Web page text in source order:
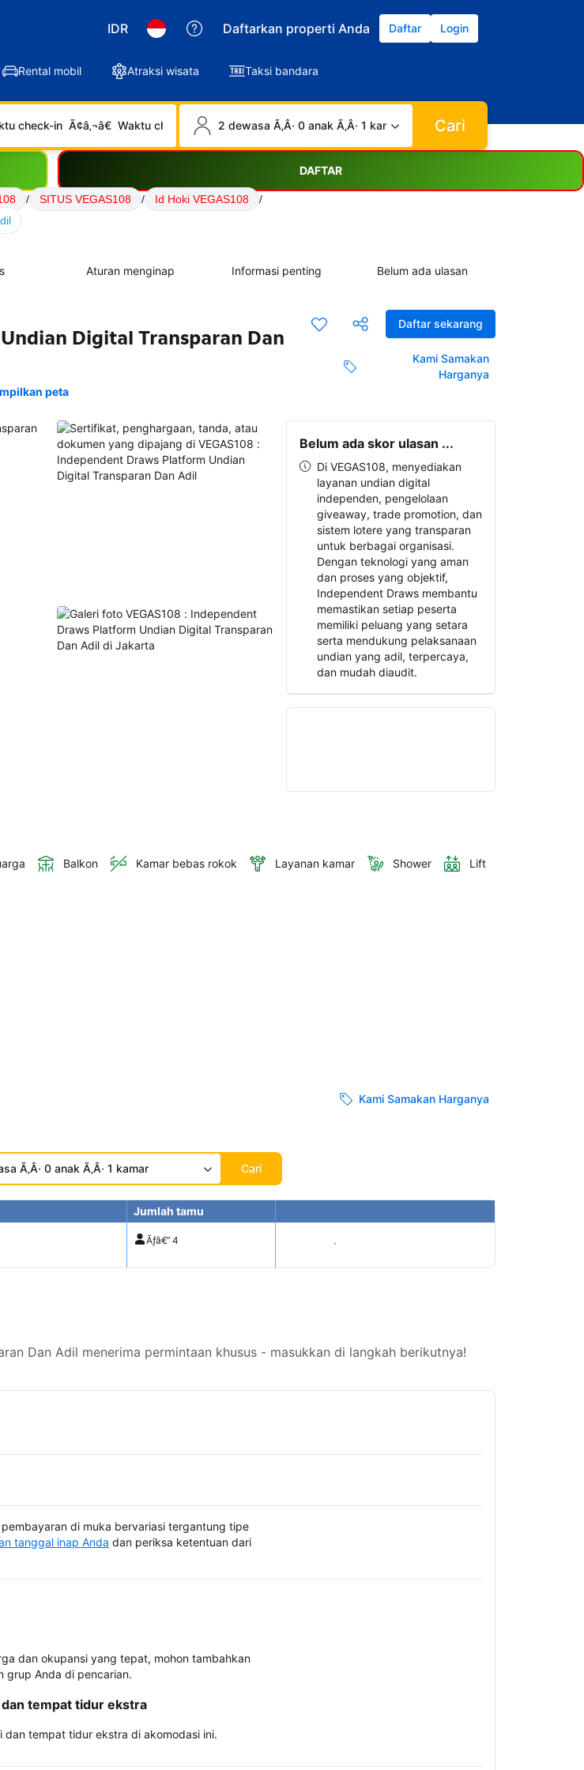
IDR Daftarkan properti Anda Daftar Login
Rental mobil Atraksi wisata Taksi bandara
check-in Ã¢â‚¬â€ Waktu check-out 2 dewasa Ã‚Â· 0 anak Ã‚Â· 1 kamar Cari
DAFTAR
/ SITUS VEGAS108 / Id Hoki VEGAS108
/
Aturan menginap Informasi penting Belum ada ulasan
Daftar sekarang
Kami Samakan
Harganya
Digital Transparan Dan
peta
Belum ada skor ulasan ...
Di VEGAS108, menyediakan
layanan undian digital
independen, pengelolaan
giveaway, trade promotion, dan
sistem lotere yang transparan
untuk berbagai organisasi.
Dengan teknologi yang aman
dan proses yang objektif,
Independent Draws membantu
memastikan setiap peserta
memiliki peluang yang setara
serta mendukung pelaksanaan
undian yang adil, terpercaya,
dan mudah diaudit.
Balkon Kamar bebas rokok Layanan kamar Shower Lift
Kami Samakan Harganya
Ã‚Â· 0 anak Ã‚Â· 1 kamar Cari
Jumlah tamu
Ãƒâ€” 4 Tampilkan harga
Dan Adil menerima permintaan khusus - masukkan di langkah berikutnya!
di muka bervariasi tergantung tipe
tanggal inap Anda dan periksa ketentuan dari
dan okupansi yang tepat, mohon tambahkan
grup Anda di pencarian.
tempat tidur ekstra
tempat tidur ekstra di akomodasi ini.